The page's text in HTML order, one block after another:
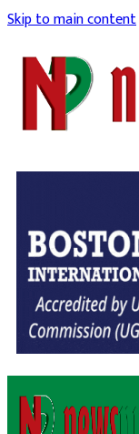
Skip to main content